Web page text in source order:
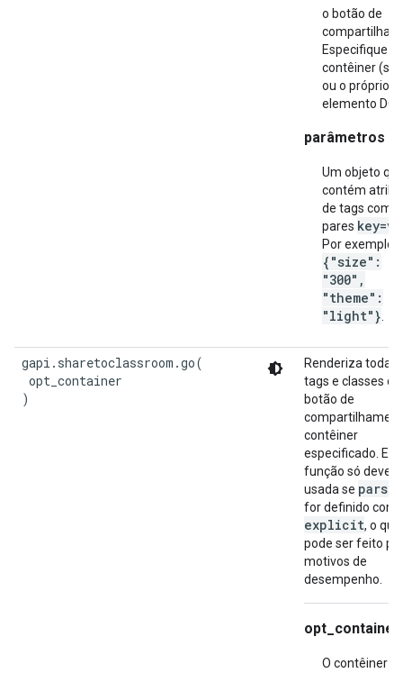
o botão de
Especifique o
contêiner
ou o próprio
elemento
parâmetros
Um objeto
contém
de tags como
pares
Por exemplo,
{"size":
"300",
"theme":
"light"}
gapi.sharetoclassroom.go(
opt_container
)
Renderiza todas
tags e classes do
botão de
contêiner
especificado.
função só deve
usada se
for definido
explicit, o que
pode ser feito
motivos de
desempenho.
opt_container
O contêiner